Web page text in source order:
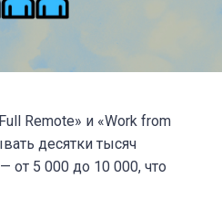
Remote» и «Work from
десятки тысяч
от 5 000 до 10 000, что